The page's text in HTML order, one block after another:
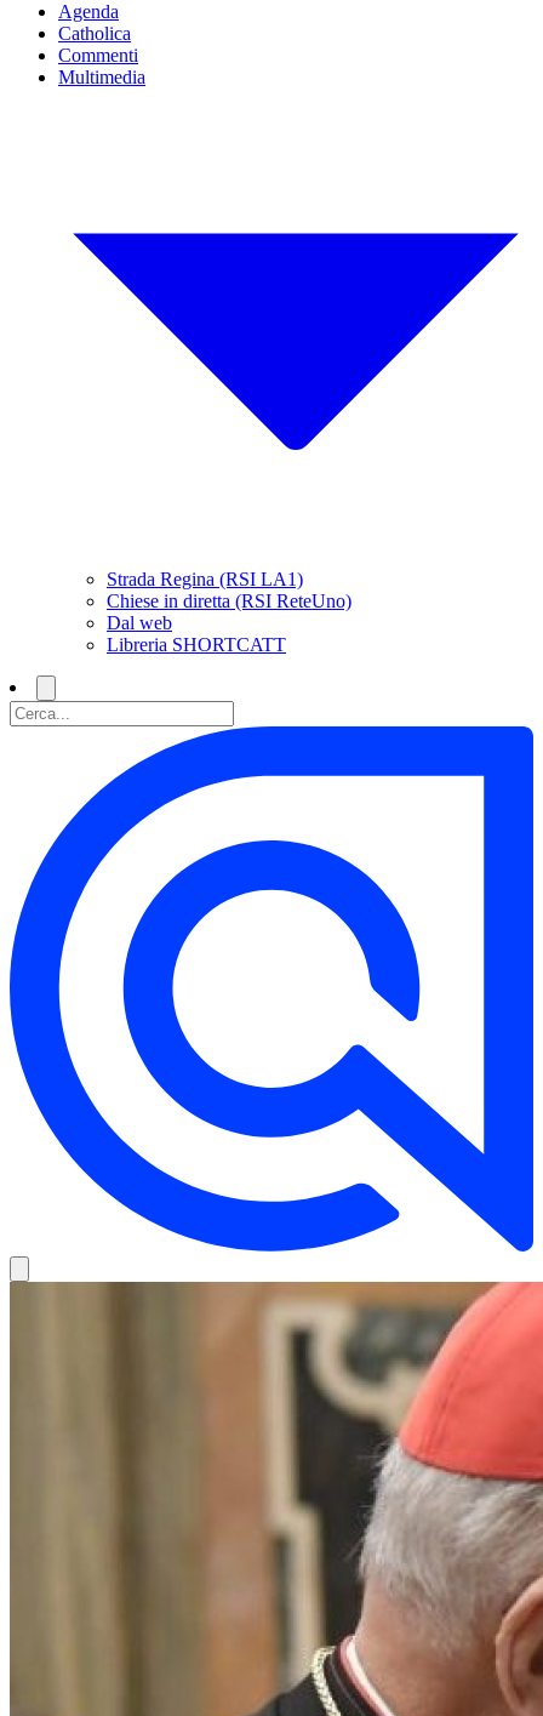
Agenda
Catholica
Commenti
Multimedia
Strada Regina (RSI LA1)
Chiese in diretta (RSI ReteUno)
Dal web
Libreria SHORTCATT